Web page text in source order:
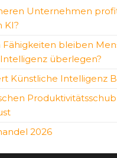
Unternehmen
KI?
Fähigkeiten bleiben
überlegen?
Künstliche Intelligenz
2026